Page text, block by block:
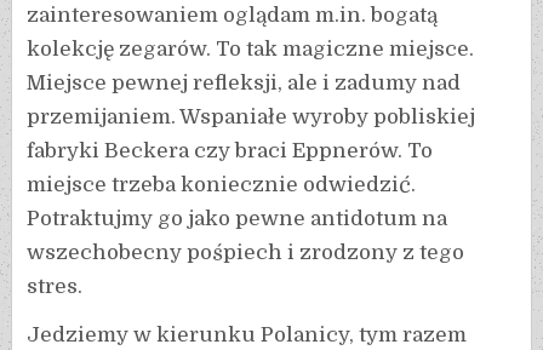
zainteresowaniem oglądam m.in. bogatą
kolekcję zegarów. To tak magiczne miejsce.
Miejsce pewnej refleksji, ale i zadumy nad
przemijaniem. Wspaniałe wyroby pobliskiej
fabryki Beckera czy braci Eppnerów. To
miejsce trzeba koniecznie odwiedzić.
Potraktujmy go jako pewne antidotum na
wszechobecny pośpiech i zrodzony z tego
stres.
Jedziemy w kierunku Polanicy, tym razem